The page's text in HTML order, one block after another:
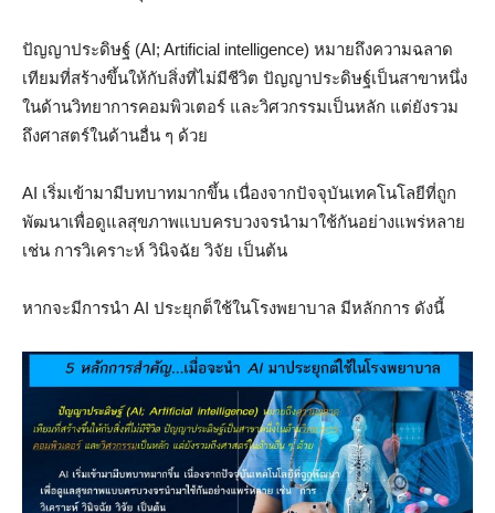
ปัญญาประดิษฐ์ (AI; Artificial intelligence) หมายถึงความฉลาด
เทียมที่สร้างขึ้นให้กับสิ่งที่ไม่มีชีวิต ปัญญาประดิษฐ์เป็นสาขาหนึ่ง
ในด้านวิทยาการคอมพิวเตอร์ และวิศวกรรมเป็นหลัก แต่ยังรวม
ถึงศาสตร์ในด้านอื่น ๆ ด้วย
AI เริ่มเข้ามามีบทบาทมากขึ้น เนื่องจากปัจจุบันเทคโนโลยีที่ถูก
พัฒนาเพื่อดูแลสุขภาพแบบครบวงจรนำมาใช้กันอย่างแพร่หลาย
เช่น การวิเคราะห์ วินิจฉัย วิจัย เป็นต้น
หากจะมีการนำ AI ประยุกต็ใช้ในโรงพยาบาล มีหลักการ ดังนี้